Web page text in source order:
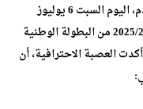
كشفت العصبة الوطنية الاحترافية لكرة القدم، اليوم السبت 6 يوليوز
2024، عن موعد انطلاق الموسم الجديد 2025/2024 من البطولة الوطنية
العصبة الاحترافية، أن